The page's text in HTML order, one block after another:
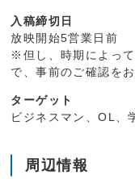
入稿締切日
放映開始5営業日前
※但し、時期によっ
で、事前のご確認を
ターゲット
ビジネスマン、OL、
周辺情報